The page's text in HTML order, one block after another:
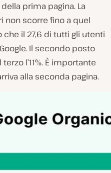
prima pagina. La
non scorre fino a quel
che il 27,6 di tutti gli utenti
Il secondo posto
l’11%. È importante
alla seconda pagina.